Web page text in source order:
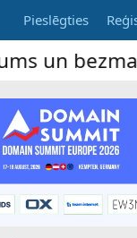
Pieslēgties